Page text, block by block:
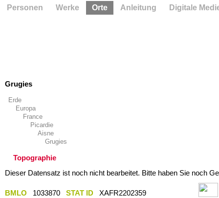
Grugies
Erde
Europa
France
Picardie
Aisne
Grugies
Topographie
Dieser Datensatz ist noch nicht bearbeitet. Bitte haben Sie noch
BMLO 1033870 STAT ID
XAFR2202359
Personen Werke Orte Anleitung Digitale